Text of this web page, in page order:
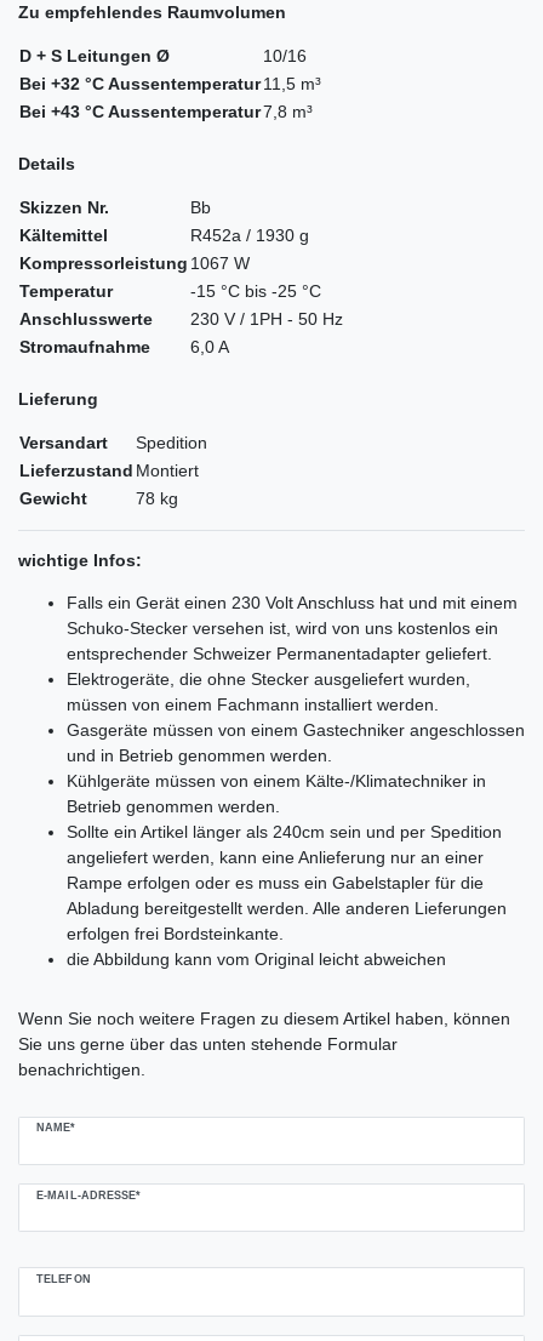
Zu empfehlendes Raumvolumen
D + S Leitungen Ø
10/16
Bei +32 °C Aussentemperatur11,5 m³
Bei +43 °C Aussentemperatur7,8 m³
Details
Skizzen Nr.
Bb
Kältemittel
R452a / 1930 g
Kompressorleistung 1067 W
Temperatur
-15 °C bis -25 °C
Anschlusswerte
230 V / 1PH - 50 Hz
Stromaufnahme
6,0 A
Lieferung
Versandart
Spedition
Lieferzustand Montiert
Gewicht
78 kg
wichtige Infos:
Falls ein Gerät einen 230 Volt Anschluss hat und mit einem
Schuko-Stecker versehen ist, wird von uns kostenlos ein
entsprechender Schweizer Permanentadapter geliefert.
Elektrogeräte, die ohne Stecker ausgeliefert wurden,
müssen von einem Fachmann installiert werden.
Gasgeräte müssen von einem Gastechniker angeschlossen
und in Betrieb genommen werden.
Kühlgeräte müssen von einem Kälte-/Klimatechniker in
Betrieb genommen werden.
Sollte ein Artikel länger als 240cm sein und per Spedition
angeliefert werden, kann eine Anlieferung nur an einer
Rampe erfolgen oder es muss ein Gabelstapler für die
Abladung bereitgestellt werden. Alle anderen Lieferungen
erfolgen frei Bordsteinkante.
die Abbildung kann vom Original leicht abweichen
Wenn Sie noch weitere Fragen zu diesem Artikel haben, können
Sie uns gerne über das unten stehende Formular
benachrichtigen.
NAME*
E-MAIL-ADRESSE*
TELEFON